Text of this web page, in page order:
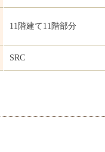
11階建て11階部分
SRC